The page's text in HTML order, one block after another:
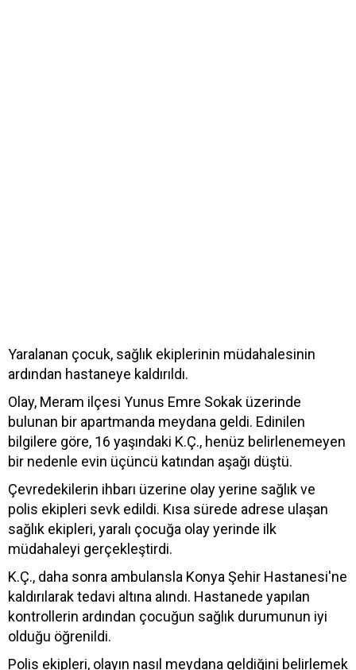
Yaralanan çocuk, sağlık ekiplerinin müdahalesinin
ardından hastaneye kaldırıldı.
Olay, Meram ilçesi Yunus Emre Sokak üzerinde
bulunan bir apartmanda meydana geldi. Edinilen
bilgilere göre, 16 yaşındaki K.Ç., henüz belirlenemeyen
bir nedenle evin üçüncü katından aşağı düştü.
Çevredekilerin ihbarı üzerine olay yerine sağlık ve
polis ekipleri sevk edildi. Kısa sürede adrese ulaşan
sağlık ekipleri, yaralı çocuğa olay yerinde ilk
müdahaleyi gerçekleştirdi.
K.Ç., daha sonra ambulansla Konya Şehir Hastanesi'ne
kaldırılarak tedavi altına alındı. Hastanede yapılan
kontrollerin ardından çocuğun sağlık durumunun iyi
olduğu öğrenildi.
Polis ekipleri, olayın nasıl meydana geldiğini belirlemek